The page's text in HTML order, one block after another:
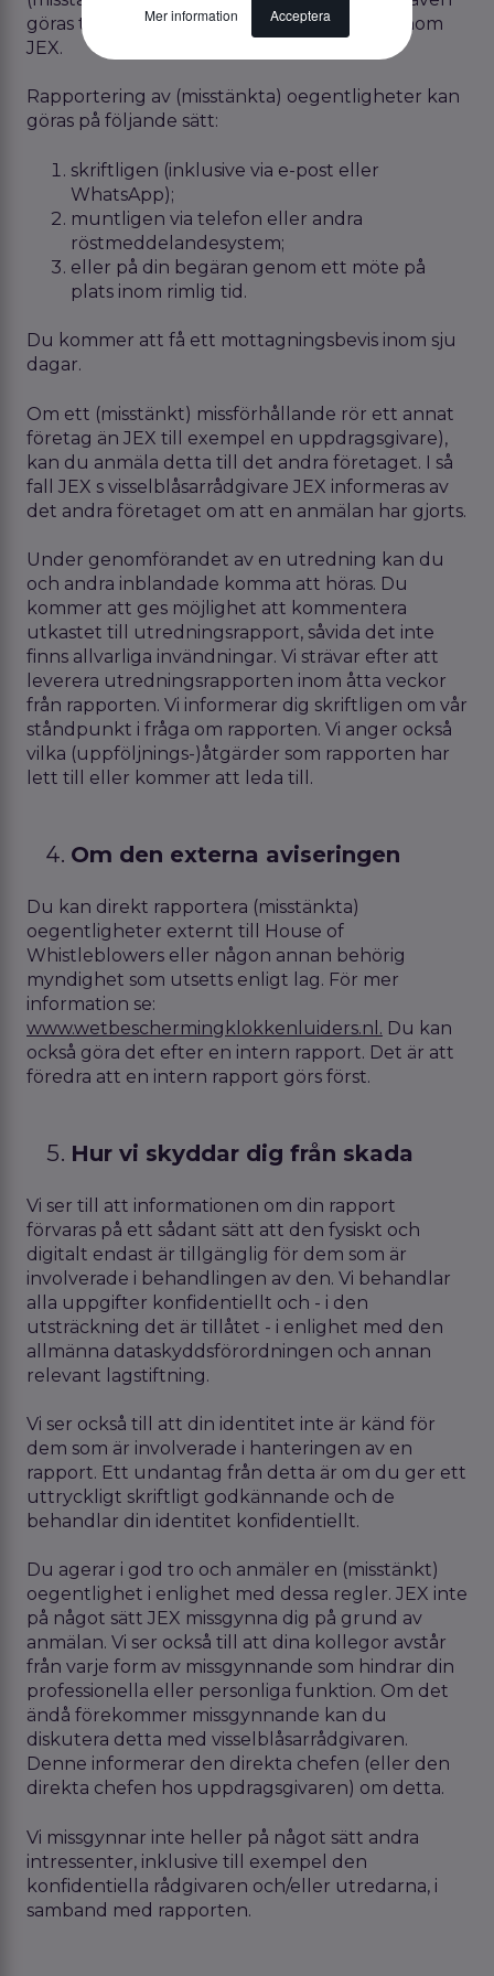
Mer information Acceptera
göras till hans eller hennes närmaste chef inom
JEX.
Rapportering av (misstänkta) oegentligheter kan
göras på följande sätt:
skriftligen (inklusive via e-post eller
WhatsApp);
muntligen via telefon eller andra
röstmeddelandesystem;
eller på din begäran genom ett möte på
plats inom rimlig tid.
Du kommer att få ett mottagningsbevis inom sju
dagar.
Om ett (misstänkt) missförhållande rör ett annat
företag än JEX till exempel en uppdragsgivare),
kan du anmäla detta till det andra företaget. I så
fall JEX s visselblåsarrådgivare JEX informeras av
det andra företaget om att en anmälan har gjorts.
Under genomförandet av en utredning kan du
och andra inblandade komma att höras. Du
kommer att ges möjlighet att kommentera
utkastet till utredningsrapport, såvida det inte
finns allvarliga invändningar. Vi strävar efter att
leverera utredningsrapporten inom åtta veckor
från rapporten. Vi informerar dig skriftligen om vår
ståndpunkt i fråga om rapporten. Vi anger också
vilka (uppföljnings-)åtgärder som rapporten har
lett till eller kommer att leda till.
Om den externa aviseringen
Du kan direkt rapportera (misstänkta)
oegentligheter externt till House of
Whistleblowers eller någon annan behörig
myndighet som utsetts enligt lag. För mer
information se:
www.wetbeschermingklokkenluiders.nl. Du kan
också göra det efter en intern rapport. Det är att
föredra att en intern rapport görs först.
Hur vi skyddar dig från skada
Vi ser till att informationen om din rapport
förvaras på ett sådant sätt att den fysiskt och
digitalt endast är tillgänglig för dem som är
involverade i behandlingen av den. Vi behandlar
alla uppgifter konfidentiellt och - i den
utsträckning det är tillåtet - i enlighet med den
allmänna dataskyddsförordningen och annan
relevant lagstiftning.
Vi ser också till att din identitet inte är känd för
dem som är involverade i hanteringen av en
rapport. Ett undantag från detta är om du ger ett
uttryckligt skriftligt godkännande och de
behandlar din identitet konfidentiellt.
Du agerar i god tro och anmäler en (misstänkt)
oegentlighet i enlighet med dessa regler. JEX inte
på något sätt JEX missgynna dig på grund av
anmälan. Vi ser också till att dina kollegor avstår
från varje form av missgynnande som hindrar din
professionella eller personliga funktion. Om det
ändå förekommer missgynnande kan du
diskutera detta med visselblåsarrådgivaren.
Denne informerar den direkta chefen (eller den
direkta chefen hos uppdragsgivaren) om detta.
Vi missgynnar inte heller på något sätt andra
intressenter, inklusive till exempel den
konfidentiella rådgivaren och/eller utredarna, i
samband med rapporten.